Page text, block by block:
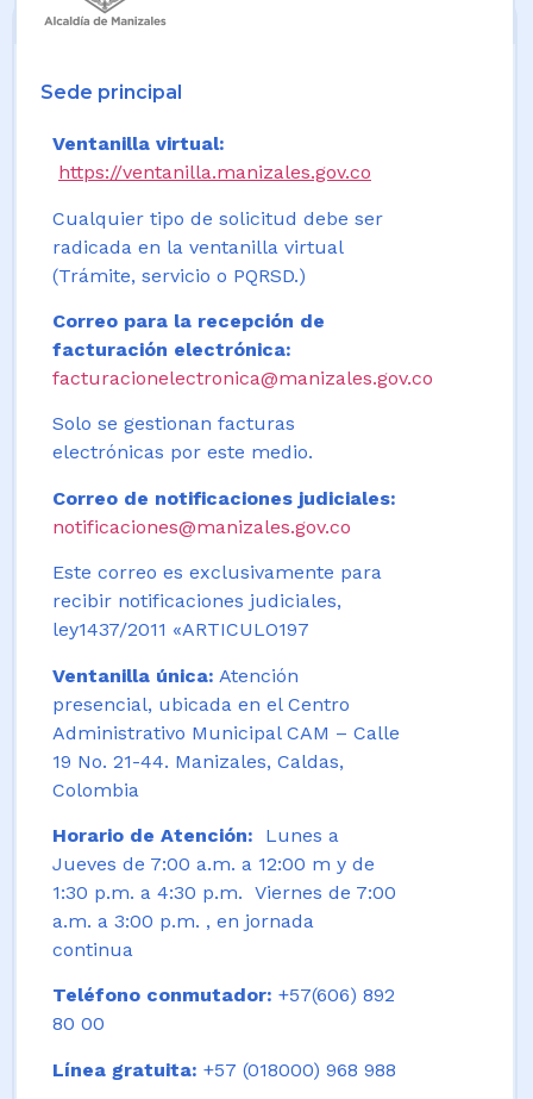
Sede principal
Ventanilla virtual:
https://ventanilla.manizales.gov.co
Cualquier tipo de solicitud debe ser
radicada en la ventanilla virtual
(Trámite, servicio o PQRSD.)
Correo para la recepción de
facturación electrónica:
facturacionelectronica@manizales.gov.co
Solo se gestionan facturas
electrónicas por este medio.
Correo de notificaciones judiciales:
notificaciones@manizales.gov.co
Este correo es exclusivamente para
recibir notificaciones judiciales,
ley1437/2011 «ARTICULO197
Ventanilla única: Atención
presencial, ubicada en el Centro
Administrativo Municipal CAM – Calle
19 No. 21-44. Manizales, Caldas,
Colombia
Horario de Atención:
Lunes a
Jueves de 7:00 a.m. a 12:00 m y de
1:30 p.m. a 4:30 p.m. Viernes de 7:00
a.m. a 3:00 p.m. , en jornada
continua
Teléfono conmutador: +57(606) 892
80 00
Línea gratuita: +57 (018000) 968 988